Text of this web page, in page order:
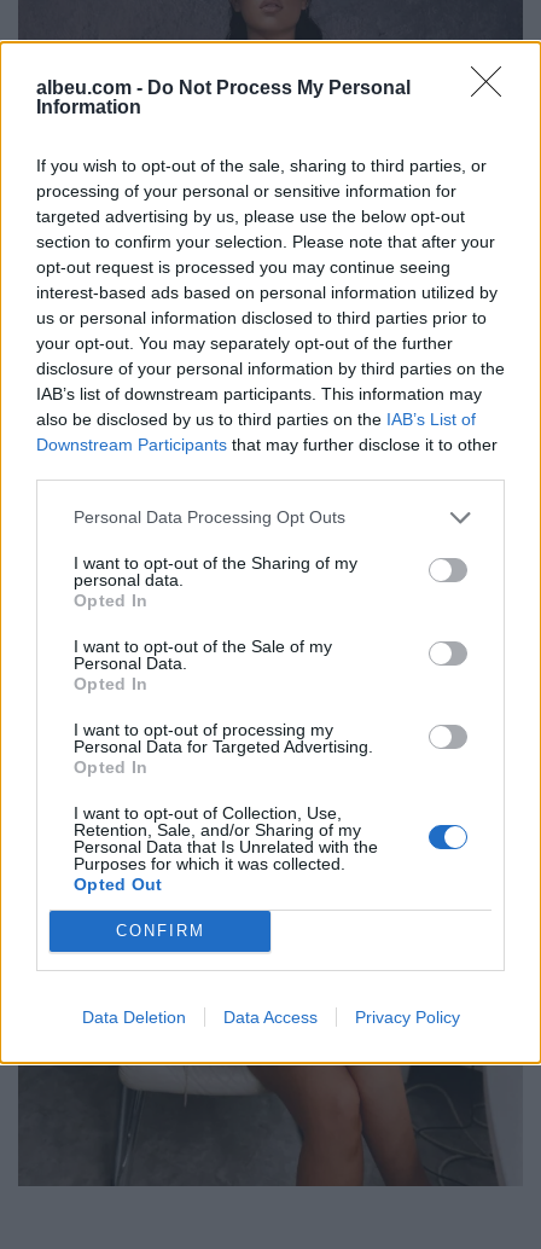
albeu.com - Do Not Process My Personal
Information
If you wish to opt-out of the sale, sharing to third parties, or
processing of your personal or sensitive information for
targeted advertising by us, please use the below opt-out
section to confirm your selection. Please note that after your
opt-out request is processed you may continue seeing
interest-based ads based on personal information utilized by
us or personal information disclosed to third parties prior to
your opt-out. You may separately opt-out of the further
disclosure of your personal information by third parties on the
IAB’s list of downstream participants. This information may
also be disclosed by us to third parties on the IAB’s List of
Downstream Participants that may further disclose it to other
Personal Data Processing Opt Outs
I want to opt-out of the Sharing of my
personal data.
Opted In
I want to opt-out of the Sale of my
Personal Data.
Opted In
I want to opt-out of processing my
Personal Data for Targeted Advertising.
Opted In
I want to opt-out of Collection, Use,
Retention, Sale, and/or Sharing of my
Personal Data that Is Unrelated with the
Purposes for which it was collected.
Opted Out
CONFIRM
Data Deletion Data Access Privacy Policy